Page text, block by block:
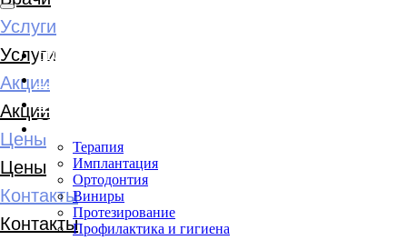
Услуги
Услуги
Акции
Акции
Цены
Цены
Контакты
Контакты
Новости
Главная
Врачи
Услуги
Терапия
Имплантация
Ортодонтия
Виниры
Протезирование
Профилактика и гигиена